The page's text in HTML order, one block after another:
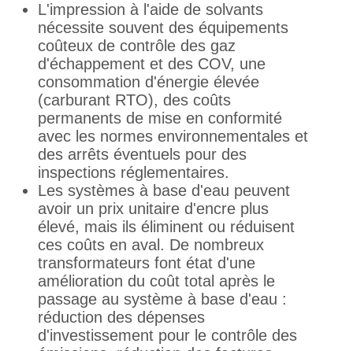
L'impression à l'aide de solvants
nécessite souvent des équipements
coûteux de contrôle des gaz
d'échappement et des COV, une
consommation d'énergie élevée
(carburant RTO), des coûts
permanents de mise en conformité
avec les normes environnementales et
des arrêts éventuels pour des
inspections réglementaires.
Les systèmes à base d'eau peuvent
avoir un prix unitaire d'encre plus
élevé, mais ils éliminent ou réduisent
ces coûts en aval. De nombreux
transformateurs font état d'une
amélioration du coût total après le
passage au système à base d'eau :
réduction des dépenses
d'investissement pour le contrôle des